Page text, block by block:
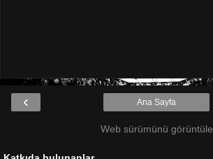
‹ Ana Sayfa
Web sürümünü görüntüle